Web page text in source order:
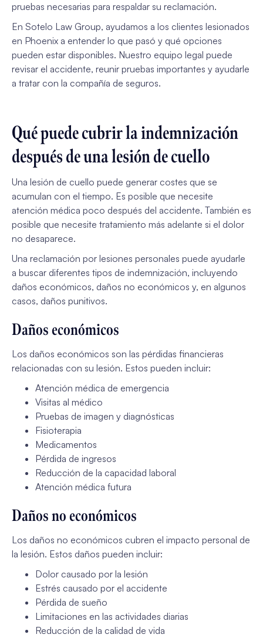
pruebas necesarias para respaldar su reclamación.
En Sotelo Law Group, ayudamos a los clientes lesionados
en Phoenix a entender lo que pasó y qué opciones
pueden estar disponibles. Nuestro equipo legal puede
revisar el accidente, reunir pruebas importantes y ayudarle
a tratar con la compañía de seguros.
Qué puede cubrir la indemnización
después de una lesión de cuello
Una lesión de cuello puede generar costes que se
acumulan con el tiempo. Es posible que necesite
atención médica poco después del accidente. También es
posible que necesite tratamiento más adelante si el dolor
no desaparece.
Una reclamación por lesiones personales puede ayudarle
a buscar diferentes tipos de indemnización, incluyendo
daños económicos, daños no económicos y, en algunos
casos, daños punitivos.
Daños económicos
Los daños económicos son las pérdidas financieras
relacionadas con su lesión. Estos pueden incluir:
Atención médica de emergencia
Visitas al médico
Pruebas de imagen y diagnósticas
Fisioterapia
Medicamentos
Pérdida de ingresos
Reducción de la capacidad laboral
Atención médica futura
Daños no económicos
Los daños no económicos cubren el impacto personal de
la lesión. Estos daños pueden incluir:
Dolor causado por la lesión
Estrés causado por el accidente
Pérdida de sueño
Limitaciones en las actividades diarias
Reducción de la calidad de vida